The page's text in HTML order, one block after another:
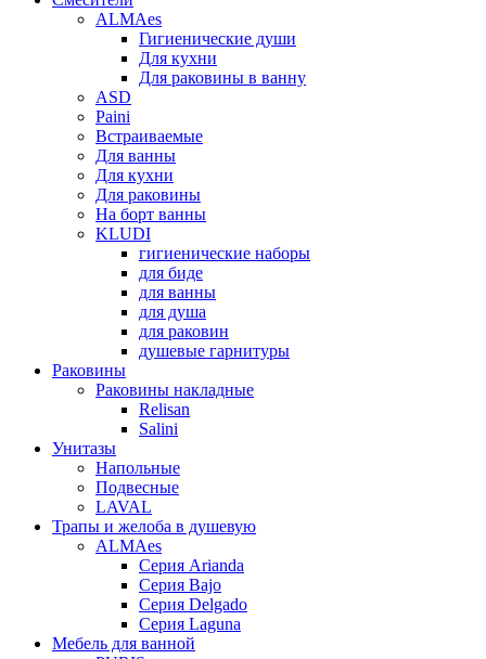
ALMAes
Гигиенические души
Для кухни
Для раковины в ванну
ASD
Paini
Встраиваемые
Для ванны
Для кухни
Для раковины
На борт ванны
KLUDI
гигиенические наборы
для биде
для ванны
для душа
для раковин
душевые гарнитуры
Раковины
Раковины накладные
Relisan
Salini
Унитазы
Напольные
Подвесные
LAVAL
Трапы и желоба в душевую
ALMAes
Серия Arianda
Серия Bajo
Серия Delgado
Серия Laguna
Мебель для ванной